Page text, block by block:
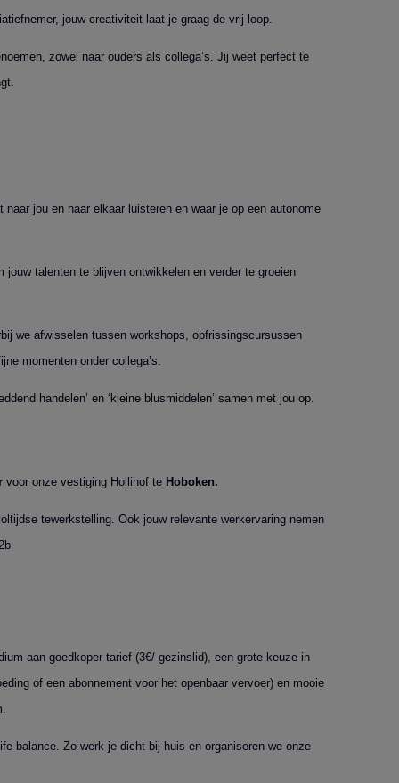
jouw creativiteit laat je graag de vrij loop.
zowel naar ouders als collega’s. Jij weet perfect te
jou en naar elkaar luisteren en waar je op een autonome
jouw talenten te blijven ontwikkelen en verder te groeien
we afwisselen tussen workshops, opfrissingscursussen
momenten onder collega’s.
handelen’ en ‘kleine blusmiddelen’ samen met jou op.
voor onze vestiging Hollihof te Hoboken.
tewerkstelling. Ook jouw relevante werkervaring nemen
aan goedkoper tarief (3€/ gezinslid), een grote keuze in
of een abonnement voor het openbaar vervoer) en mooie
balance. Zo werk je dicht bij huis en organiseren we onze